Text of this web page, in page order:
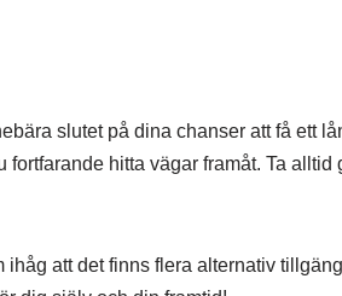
slutet på dina chanser att få ett
hitta vägar framåt. Ta
att det finns flera alternativ